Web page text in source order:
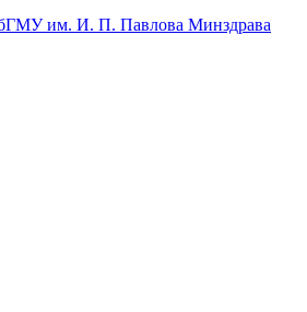
им. И. П. Павлова Минздрава